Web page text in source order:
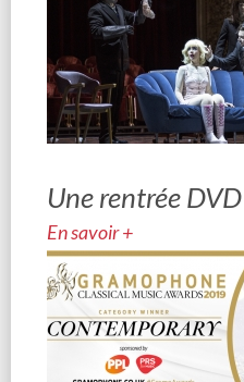
Une rentrée
En savoir +